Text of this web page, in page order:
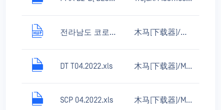
전라남도 코로나바이러스 대응 긴򮂙 조회.hwp 木马[下载器]/Win32.Agentb
DT T04.2022.xls 木马[下载器]/MSOffice.Agent.n
SCP 04.2022.xls 木马[下载器]/MSOffice.Agent.n